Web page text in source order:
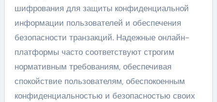
шифрования для защиты конфиденциальной
информации пользователей и обеспечения
безопасности транзакций. Надежные онлайн-
платформы часто соответствуют строгим
нормативным требованиям, обеспечивая
спокойствие пользователям, обеспокоенным
конфиденциальностью и безопасностью своих